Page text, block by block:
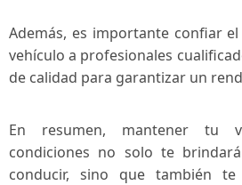
Además, es‍ importante confiar⁣ el mantenimiento de tu
vehículo a profesionales
​de calidad para garantizar un
En resumen, mantener tu ‌vehículo en buenas
condiciones no solo te
conducir, sino que también